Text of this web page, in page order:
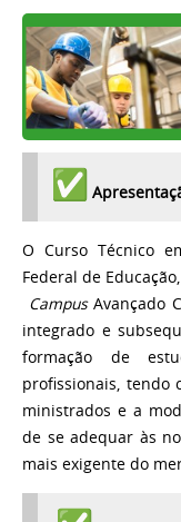
O Curso Técnico
Federal de
CampusAvançado
integrado e
formação de
profissionais, tendo
ministrados e a
de se adequar às
mais exigente do